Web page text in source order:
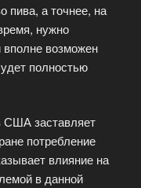
пива, а точнее, на
нужно
возможен
полностью
США заставляет
потребление
влияние на
в данной